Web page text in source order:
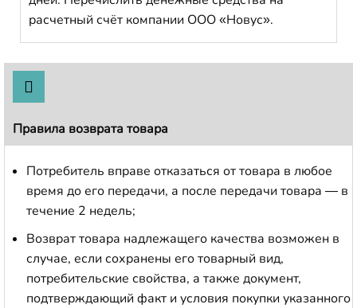
расчетный счёт компании ООО «Новус».
Правила возврата товара
Потребитель вправе отказаться от товара в любое
время до его передачи, а после передачи товара — в
течение 2 недель;
Возврат товара надлежащего качества возможен в
случае, если сохранены его товарный вид,
потребительские свойства, а также документ,
подтверждающий факт и условия покупки указанного